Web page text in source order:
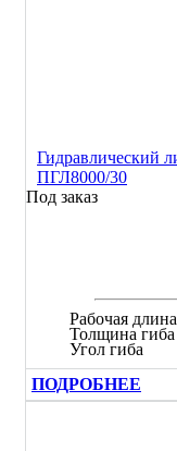
Гидравлический
ПГЛ8000/30
Под заказ
Рабочая длина
Толщина гиба
Угол гиба
ПОДРОБНЕЕ